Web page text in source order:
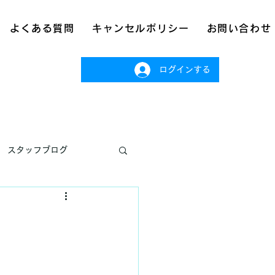
よくある質問 キャンセルポリシー お問い合わせ
ログインする
スタッフブログ